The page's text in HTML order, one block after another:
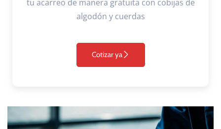
tu acarreo de manera gratuita con cobijas de
algodón y cuerdas
Cotizar ya